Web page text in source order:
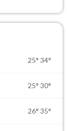
25° 34°
25° 30°
26° 35°